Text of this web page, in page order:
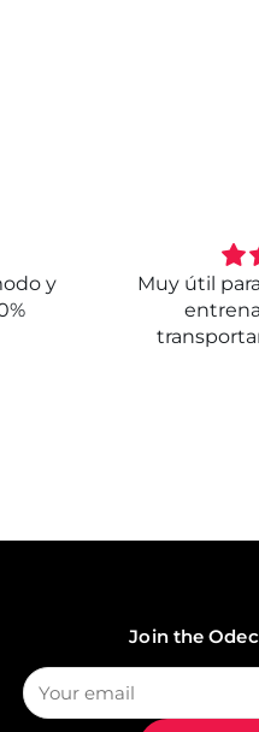
y
Muy útil
Join the